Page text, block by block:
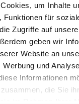
um Inhalte
Funktionen für
Zugriffe auf
geben wir
Website an
und
Informationen
die Sie
to be a hot topic
self-
many
to